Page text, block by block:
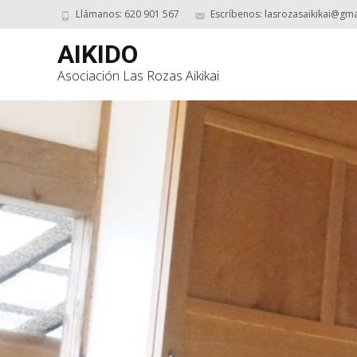
Llámanos: 620 901 567 Escríbenos:
AIKIDO
Asociación Las Rozas Aikikai